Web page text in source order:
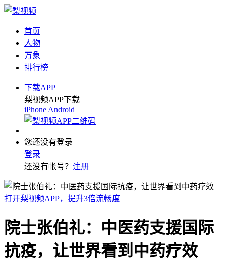
首页
人物
万象
排行榜
下载APP
梨视频APP下载
iPhone Android
您还没有登录
登录
还没有帐号？ 注册
打开梨视频APP，提升3倍流畅度
院士张伯礼：中医药支援国际
抗疫，让世界看到中药疗效